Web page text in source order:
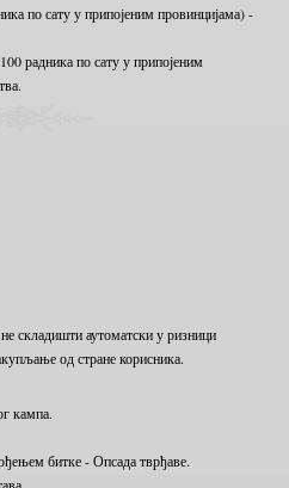
по сату у припојеним провинцијама) -
радника по сату у припојеним
складишти аутоматски у ризници
од стране корисника.
кампа.
битке - Опсада тврђаве.